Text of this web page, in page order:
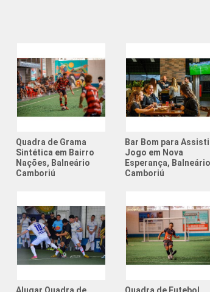
Quadra Society para Alugar
Quadras de Futebol para Aniversário
Resenha Esportiva
Society para Alugar
Tema de Aniversário Futebol
Aniversário com Tema de Futebol
Atividade Física para Adolescentes
Atividade Física para Crianças
Campeonato de Futebol Amador
Quadra de Grama
Sintética em Bairro
Nações, Balneário
Camboriú
Bar Bom para
Jogo em Nova
Esperança, Balneário
Camboriú